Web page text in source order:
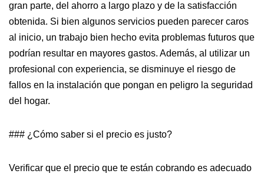
gran parte, del ahorro a largo plazo y de la satisfacción
obtenida. Si bien algunos servicios pueden parecer caros
al inicio, un trabajo bien hecho evita problemas futuros que
podrían resultar en mayores gastos. Además, al utilizar un
profesional con experiencia, se disminuye el riesgo de
fallos en la instalación que pongan en peligro la seguridad
del hogar.
### ¿Cómo saber si el precio es justo?
Verificar que el precio que te están cobrando es adecuado